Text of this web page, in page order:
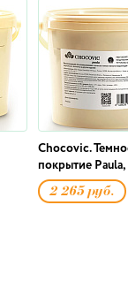
Chocovic.
покрытие Paula,
2 265 руб.